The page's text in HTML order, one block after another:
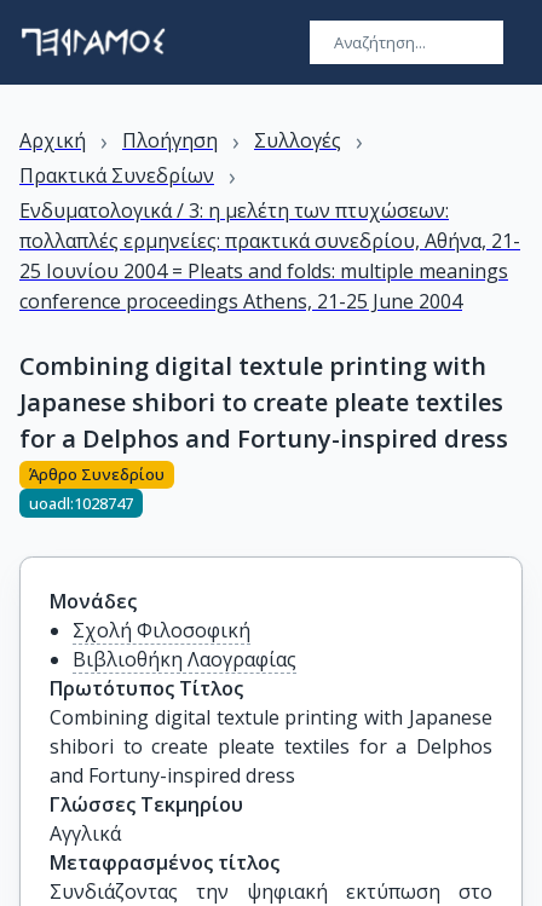
Αρχική › Πλοήγηση › Συλλογές ›
Πρακτικά Συνεδρίων ›
Ενδυματολογικά / 3: η μελέτη των πτυχώσεων:
πολλαπλές ερμηνείες: πρακτικά συνεδρίου, Αθήνα, 21-
25 Ιουνίου 2004 = Pleats and folds: multiple meanings
conference proceedings Athens, 21-25 June 2004
Combining digital textule printing with
Japanese shibori to create pleate textiles
for a Delphos and Fortuny-inspired dress
Άρθρο Συνεδρίου
uoadl:1028747
Μονάδες
Σχολή Φιλοσοφική
Βιβλιοθήκη Λαογραφίας
Πρωτότυπος Τίτλος
Combining digital textule printing with Japanese
shibori to create pleate textiles for a Delphos
and Fortuny-inspired dress
Γλώσσες Τεκμηρίου
Αγγλικά
Μεταφρασμένος τίτλος
Συνδιάζοντας την ψηφιακή εκτύπωση στο